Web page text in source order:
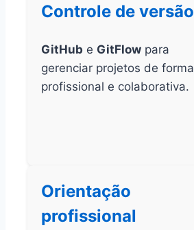
Controle de versão
GitHub e GitFlow para
gerenciar projetos de forma
profissional e colaborativa.
Orientação
profissional